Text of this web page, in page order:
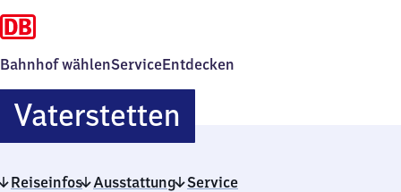
Bahnhof wählenServiceEntdecken
VaterstettenVaterstetten
Reiseinfos Ausstattung Service